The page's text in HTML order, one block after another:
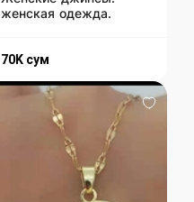
женская одежда.
70K сум